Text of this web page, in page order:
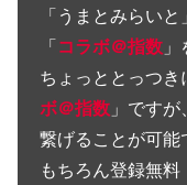
「うまとみらいと
「コラボ＠指数
ちょっととっつ
ボ＠指数 」です
繋げることが可能
もちろん登録無